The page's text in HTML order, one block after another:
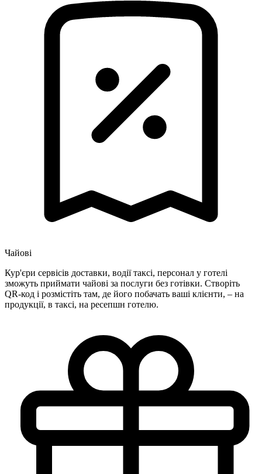
Чайові
Кур'єри сервісів доставки, водії таксі, персонал у готелі
зможуть приймати чайові за послуги без готівки. Створіть
QR-код і розмістіть там, де його побачать ваші клієнти, – на
продукції, в таксі, на ресепшн готелю.